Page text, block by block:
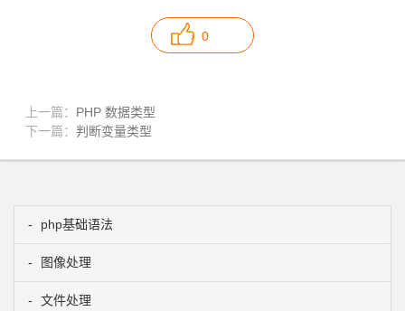
0
上一篇： PHP 数据类型
下一篇： 判断变量类型
php基础语法
图像处理
文件处理